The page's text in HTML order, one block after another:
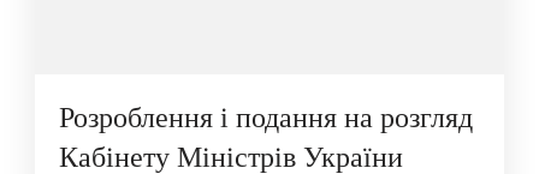
Розроблення і подання на розгляд
Кабінету Міністрів України